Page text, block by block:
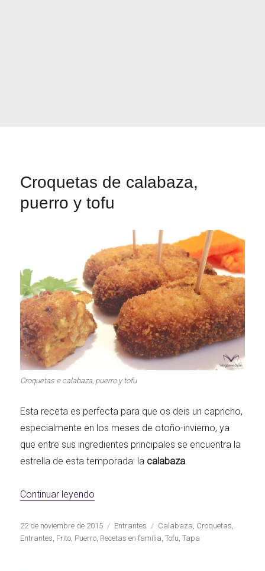
Croquetas de calabaza,
puerro y tofu
Croquetas e calabaza, puerro y tofu
Esta receta es perfecta para que os deis un capricho,
especialmente en los meses de otoño-invierno, ya
que entre sus ingredientes principales se encuentra la
estrella de esta temporada: la calabaza
Continuar leyendo
Publicado
el
22 de noviembre de 2015 Categorías
Entrantes Etiquetas
Calabaza Croquetas
Entrantes Frito Puerro Recetas en familia ,Tofu ,Tapa